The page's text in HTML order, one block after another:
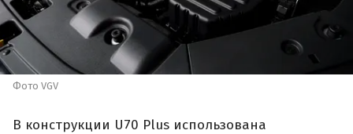
Фото VGV
В конструкции U70 Plus использована